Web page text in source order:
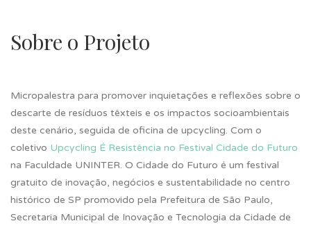
Sobre o Projeto
Micropalestra para promover inquietações e reflexões sobre o
descarte de resíduos têxteis e os impactos socioambientais
deste cenário, seguida de oficina de upcycling. Com o
coletivo Upcycling É Resistência no Festival Cidade do Futuro
na Faculdade UNINTER. O Cidade do Futuro é um festival
gratuito de inovação, negócios e sustentabilidade no centro
histórico de SP promovido pela Prefeitura de São Paulo,
Secretaria Municipal de Inovação e Tecnologia da Cidade de